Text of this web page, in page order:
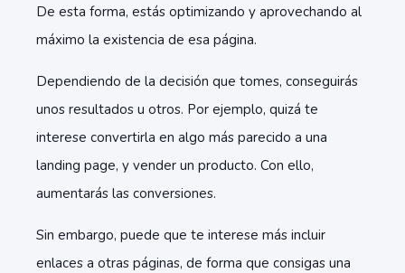
De esta forma, estás optimizando y aprovechando al
máximo la existencia de esa página.
Dependiendo de la decisión que tomes, conseguirás
unos resultados u otros. Por ejemplo, quizá te
interese convertirla en algo más parecido a una
landing page, y vender un producto. Con ello,
aumentarás las conversiones.
Sin embargo, puede que te interese más incluir
enlaces a otras páginas, de forma que consigas una